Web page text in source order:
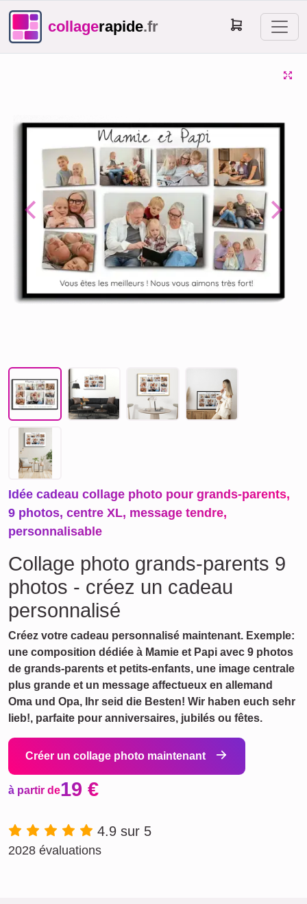
collagerapide.fr
Previous Next
Idée cadeau collage photo pour grands-parents,
9 photos, centre XL, message tendre,
personnalisable
Collage photo grands-parents 9
photos - créez un cadeau
personnalisé
Créez votre cadeau personnalisé maintenant. Exemple:
une composition dédiée à Mamie et Papi avec 9 photos
de grands-parents et petits-enfants, une image centrale
plus grande et un message affectueux en allemand
Oma und Opa, Ihr seid die Besten! Wir haben euch sehr
lieb!, parfaite pour anniversaires, jubilés ou fêtes.
Créer un collage photo maintenant
à partir de19 €
4.9 sur 5
2028 évaluations